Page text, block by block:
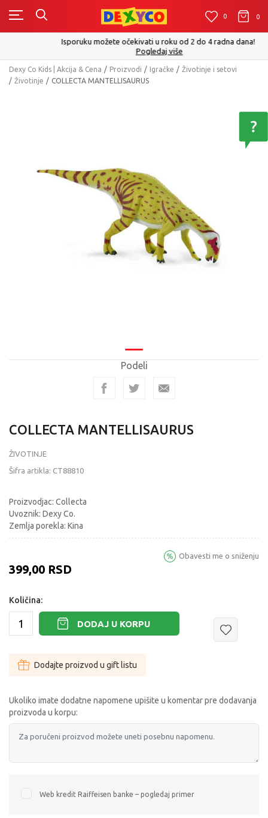
0 0 0
Isporuku možete očekivati u roku od 2 do 4 radna dana!
Pogledaj više
Dexy Co Kids | Akcija & Cena Proizvodi Igračke
Životinje i setovi
Životinje
COLLECTA MANTELLISAURUS
Podeli
COLLECTA MANTELLISAURUS
ŽIVOTINJE
Šifra artikla: CT88810
Proizvodjac: Collecta
Uvoznik: Dexy Co.
Zemlja porekla: Kina
399,00 RSD
Obavesti me o sniženju
Količina:
DODAJ U KORPU
Dodajte proizvod u gift listu
Ukoliko imate dodatne napomene upišite u komentar pre dodavanja
proizvoda u korpu:
Web kredit Raiffeisen banke – pogledaj primer